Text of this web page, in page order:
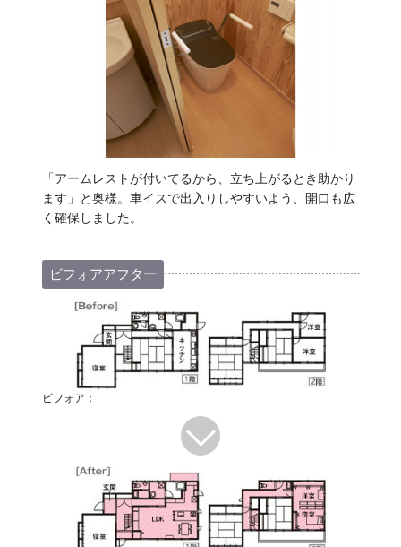
「アームレストが付いてるから、立ち上がるとき助かり
ます」と奥様。車イスで出入りしやすいよう、開口も広
く確保しました。
ビフォアアフター
ビフォア：